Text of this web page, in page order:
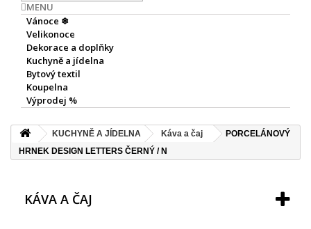
MENU
Vánoce ❄
Velikonoce
Dekorace a doplňky
Kuchyně a jídelna
Bytový textil
Koupelna
Výprodej %
KUCHYNĚ A JÍDELNA Káva a čaj
PORCELÁNOVÝ
HRNEK DESIGN LETTERS ČERNÝ / N
KÁVA A ČAJ